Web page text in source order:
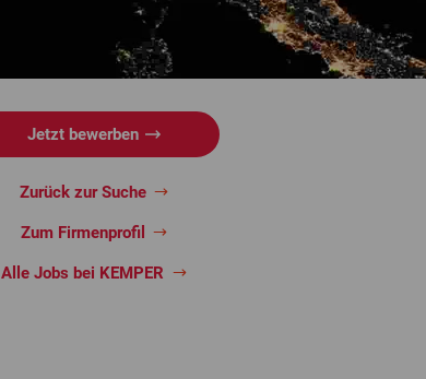
Jetzt bewerben
Zurück zur Suche
Zum Firmenprofil
Alle Jobs bei KEMPER